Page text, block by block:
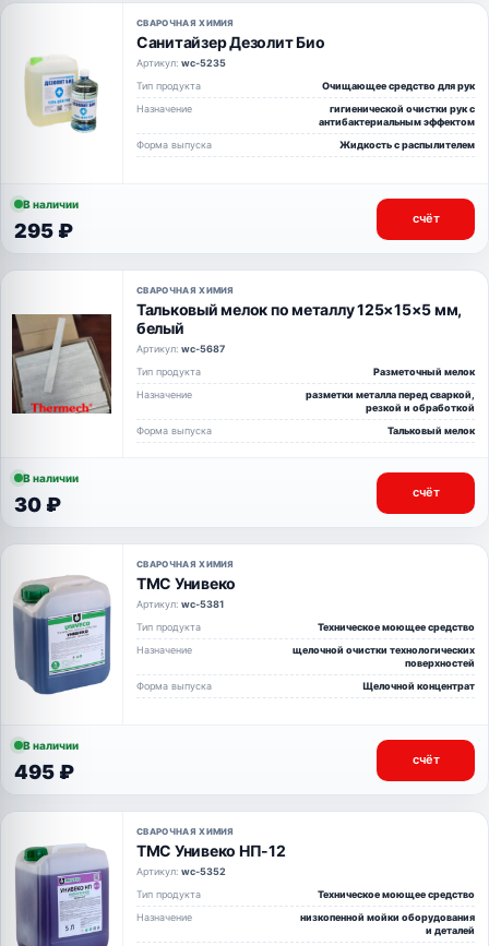
СВАРОЧНАЯ ХИМИЯ
Санитайзер Дезолит Био
Артикул: wc-5235
Тип продукта
Очищающее средство для рук
Назначение
гигиенической очистки рук с
антибактериальным эффектом
Форма выпуска
Жидкость с распылителем
В наличии
295 ₽
счёт
СВАРОЧНАЯ ХИМИЯ
Тальковый мелок по металлу 125×15×5 мм,
белый
Артикул: wc-5687
Тип продукта
Разметочный мелок
Назначение
разметки металла перед сваркой,
резкой и обработкой
Форма выпуска
Тальковый мелок
В наличии
30 ₽
счёт
СВАРОЧНАЯ ХИМИЯ
ТМС Унивеко
Артикул: wc-5381
Тип продукта
Техническое моющее средство
Назначение
щелочной очистки технологических
поверхностей
Форма выпуска
Щелочной концентрат
В наличии
495 ₽
счёт
СВАРОЧНАЯ ХИМИЯ
ТМС Унивеко НП-12
Артикул: wc-5352
Тип продукта
Техническое моющее средство
Назначение
низкопенной мойки оборудования
и деталей